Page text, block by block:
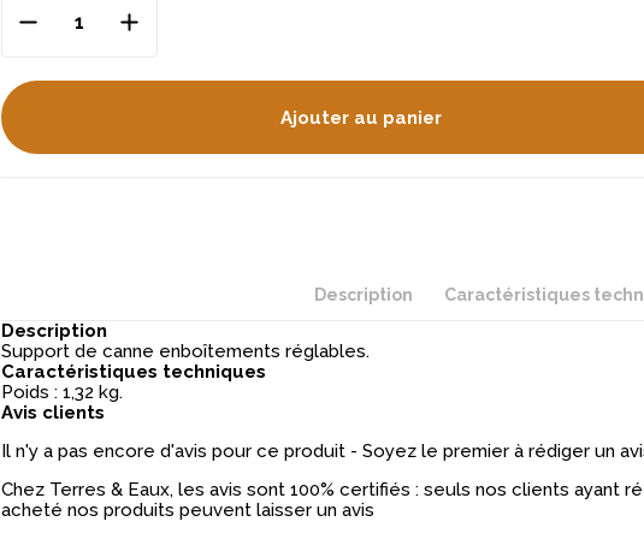
Ajouter au panier
Description Caractéristiques
Description
Support de canne enboîtements réglables.
Caractéristiques techniques
Poids : 1,32 kg.
Avis clients
Il n'y a pas encore d'avis pour ce produit - Soyez le premier à rédiger un
Chez Terres & Eaux, les avis sont 100% certifiés : seuls nos clients ayant
acheté nos produits peuvent laisser un avis